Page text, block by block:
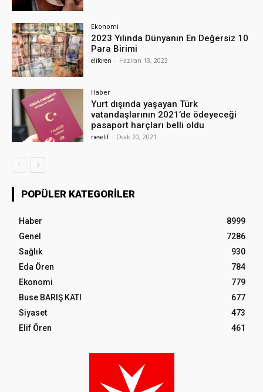
Ekonomi
2023 Yılında Dünyanın En Değersiz 10
Para Birimi
eliforen - Haziran 13, 2023
Haber
Yurt dışında yaşayan Türk
vatandaşlarının 2021’de ödeyeceği
pasaport harçları belli oldu
neselif - Ocak 20, 2021
POPÜLER KATEGORILER
Haber
8999
Genel
7286
Sağlık
930
Eda Ören
784
Ekonomi
779
Buse BARIŞ KATI
677
Siyaset
473
Elif Ören
461